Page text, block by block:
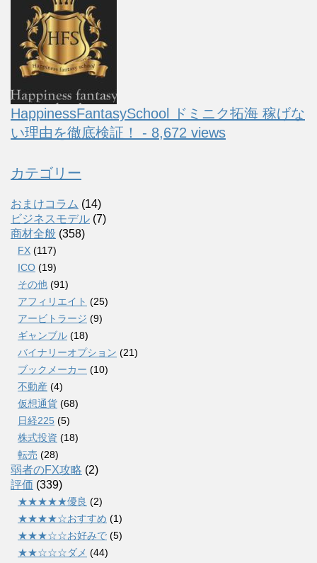
HappinessFantasySchool ドミニク拓海 稼げな
い理由を徹底検証！ - 8,672 views
カテゴリー
おまけコラム (14)
ビジネスモデル (7)
商材全般 (358)
FX (117)
ICO (19)
その他 (91)
アフィリエイト (25)
アービトラージ (9)
ギャンブル (18)
バイナリーオプション (21)
ブックメーカー (10)
不動産 (4)
仮想通貨 (68)
日経225 (5)
株式投資 (18)
転売 (28)
弱者のFX攻略 (2)
評価 (339)
★★★★★優良 (2)
★★★★☆おすすめ (1)
★★★☆☆お好みで (5)
★★☆☆☆ダメ (44)